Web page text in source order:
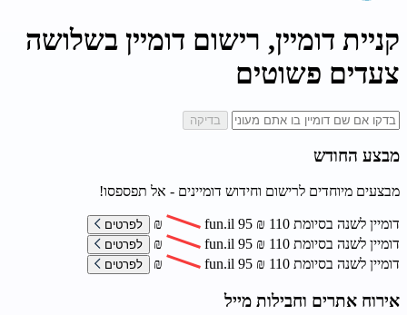
קניית דומיין, רישום דומיין בשלושה
צעדים פשוטים
בדיקה
מבצע החודש
מבצעים מיוחדים לרישום וחידוש דומיינים - אל תפספסו!
דומיין לשנה בסיומת fun.il 95 ₪ 110
₪ לפרטים
דומיין לשנה בסיומת fun.il 95 ₪ 110
₪ לפרטים
דומיין לשנה בסיומת fun.il 95 ₪ 110
₪ לפרטים
אירוח אתרים וחבילות מייל